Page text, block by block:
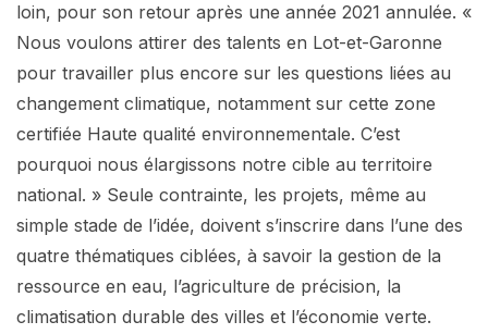
loin, pour son retour après une année 2021 annulée. «
Nous voulons attirer des talents en Lot-et-Garonne
pour travailler plus encore sur les questions liées au
changement climatique, notamment sur cette zone
certifiée Haute qualité environnementale. C’est
pourquoi nous élargissons notre cible au territoire
national. » Seule contrainte, les projets, même au
simple stade de l’idée, doivent s’inscrire dans l’une des
quatre thématiques ciblées, à savoir la gestion de la
ressource en eau, l’agriculture de précision, la
climatisation durable des villes et l’économie verte.